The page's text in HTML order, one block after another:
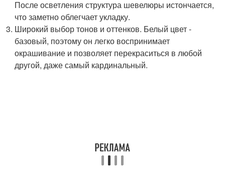
После осветления структура шевелюры истончается,
что заметно облегчает укладку.
Широкий выбор тонов и оттенков. Белый цвет -
базовый, поэтому он легко воспринимает
окрашивание и позволяет перекраситься в любой
другой, даже самый кардинальный.